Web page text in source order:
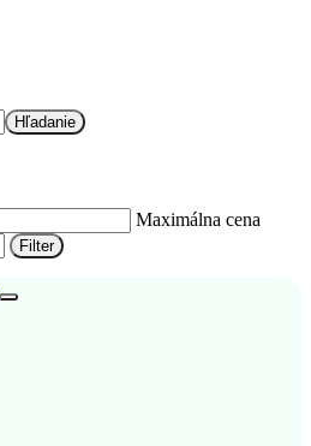
Hľadanie
Maximálna cena
Filter